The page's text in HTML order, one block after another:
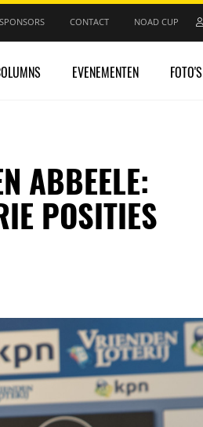
SPONSORS CONTACT NOAD CUP
EVENEMENTEN FOTO'S
ABBEELE:
POSITIES